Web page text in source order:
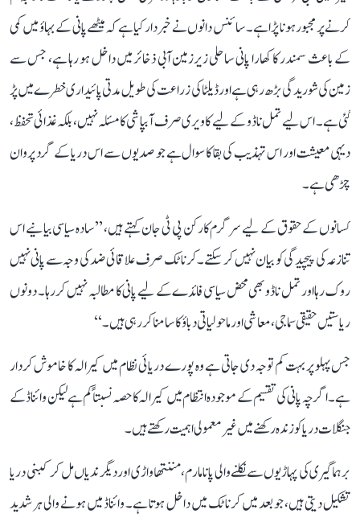
کرنے پر مجبور ہونا پڑا ہے۔ سائنس دانوں نے خبردار کیا ہے کہ میٹھے پانی کے بہاؤ میں کمی
کے باعث سمندر کا کھارا پانی ساحلی زیرزمین آبی ذخائر میں داخل ہو رہا ہے، جس سے
زمین کی شوریدگی بڑھ رہی ہے اور ڈیلٹا کی زراعت کی طویل مدتی پائیداری خطرے میں پڑ
گئی ہے۔ اس لیے تمل ناڈو کے لیے کاویری صرف آبپاشی کا مسئلہ نہیں، بلکہ غذائی تحفظ،
دیہی معیشت اور اس تہذیب کی بقا کا سوال ہے جو صدیوں سے اس دریا کے گرد پروان
چڑھی ہے۔
کسانوں کے حقوق کے لیے سرگرم کارکن پی ٹی جان کہتے ہیں، ’’سادہ سیاسی بیانیے اس
تنازعہ کی پیچیدگی کو بیان نہیں کر سکتے۔ کرناٹک صرف علاقائی ضد کی وجہ سے پانی نہیں
روک رہا اور تمل ناڈو بھی محض سیاسی فائدے کے لیے پانی کا مطالبہ نہیں کر رہا۔ دونوں
ریاستیں حقیقی سماجی، معاشی اور ماحولیاتی دباؤ کا سامنا کر رہی ہیں۔‘‘
جس پہلو پر بہت کم توجہ دی جاتی ہے وہ پورے دریائی نظام میں کیرالہ کا خاموش کردار
ہے۔ اگرچہ پانی کی تقسیم کے موجودہ انتظام میں کیرالہ کا حصہ نسبتاً کم ہے لیکن وائناڈ کے
جنگلات دریا کو زندہ رکھنے میں غیر معمولی اہمیت رکھتے ہیں۔
برہماگیری کی پہاڑیوں سے نکلنے والی پانامارم، مننتھاواڑی اور دیگر ندیاں مل کر کبنی دریا
تشکیل دیتی ہیں، جو بعد میں کرناٹک میں داخل ہوتا ہے۔ وائناڈ میں ہونے والی ہر شدید